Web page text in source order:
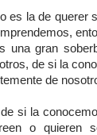
es la de querer
una gran
de si la
de
si la
o quieren